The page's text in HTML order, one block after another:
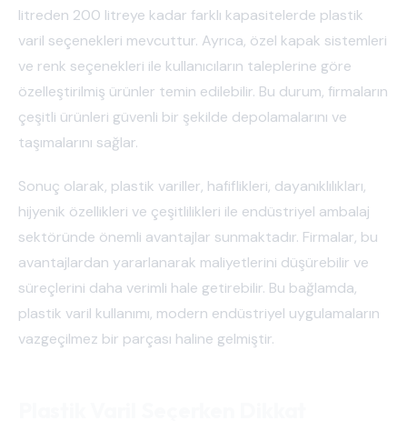
litreden 200 litreye kadar farklı kapasitelerde plastik
varil seçenekleri mevcuttur. Ayrıca, özel kapak sistemleri
ve renk seçenekleri ile kullanıcıların taleplerine göre
özelleştirilmiş ürünler temin edilebilir. Bu durum, firmaların
çeşitli ürünleri güvenli bir şekilde depolamalarını ve
taşımalarını sağlar.
Sonuç olarak, plastik variller, hafiflikleri, dayanıklılıkları,
hijyenik özellikleri ve çeşitlilikleri ile endüstriyel ambalaj
sektöründe önemli avantajlar sunmaktadır. Firmalar, bu
avantajlardan yararlanarak maliyetlerini düşürebilir ve
süreçlerini daha verimli hale getirebilir. Bu bağlamda,
plastik varil kullanımı, modern endüstriyel uygulamaların
vazgeçilmez bir parçası haline gelmiştir.